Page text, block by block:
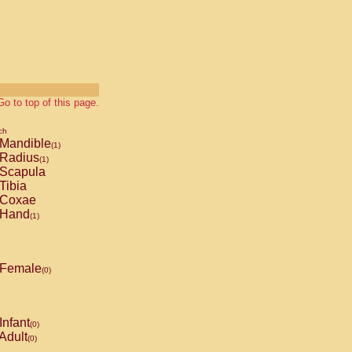
to top of this page.
Mandible(1)
Radius(1)
Scapula
Tibia
Coxae
Hand(1)
Female(0)
Infant(0)
(0)